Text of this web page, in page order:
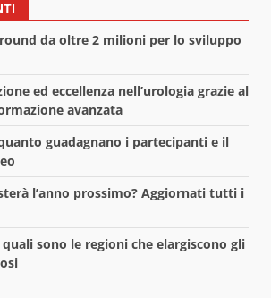
round da oltre 2 milioni per lo sviluppo
ed eccellenza nell’urologia grazie al
avanzata
guadagnano i partecipanti e il
l’anno prossimo? Aggiornati tutti i
sono le regioni che elargiscono gli